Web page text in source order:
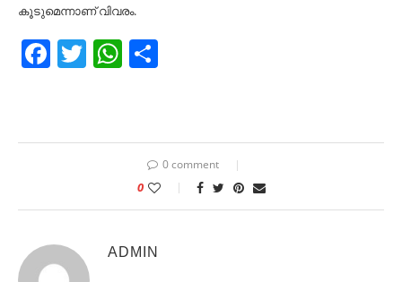
കൂടുമെന്നാണ് വിവരം.
Facebook
TwitterWhatsApp
0 comment
0
ADMIN